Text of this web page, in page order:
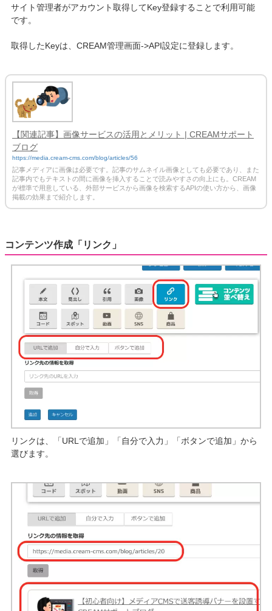
サイト管理者がアカウント取得してKey登録することで利用可能
です。
取得したKeyは、CREAM管理画面->API設定に登録します。
【関連記事】画像サービスの活用とメリット | CREAMサポート
ブログ
https://media.cream-cms.com/blog/articles/56
記事メディアに画像は必要です。記事のサムネイル画像としても必要であり、また
記事内でもテキストの間に画像を挿入することで読みやすさの向上にも。CREAM
が標準で用意している、外部サービスから画像を検索するAPIの使い方から、画像
掲載の効果まで紹介します。
コンテンツ作成「リンク」
リンクは、「URLで追加」「自分で入力」「ボタンで追加」から
選びます。